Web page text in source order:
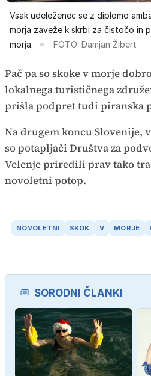
Vsak udeleženec se z diplomo
morja zaveže k skrbi za čistočo in
morja.
FOTO: Damjan Žibert
Pač pa so skoke v morje
lokalnega turističnega
prišla podpret tudi piranska
Na drugem koncu Slovenije,
so potapljači Društva za
Velenje priredili prav tako
novoletni potop.
NOVOLETNI SKOK V MORJE
SORODNI ČLANKI